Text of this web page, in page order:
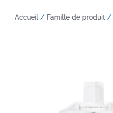
Accueil / Famille de produit /